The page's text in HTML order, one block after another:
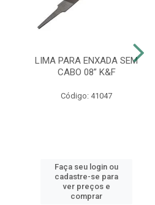
LIMA PARA ENXADA SEM
CABO 08” K&F
Código: 41047
Faça seu login ou
cadastre-se para
ver preços e
comprar